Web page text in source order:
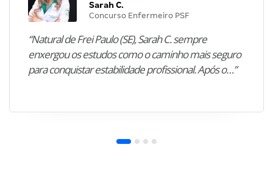
Sarah C.
Concurso Enfermeiro PSF
“Natural de Frei Paulo (SE), Sarah C. sempre
enxergou os estudos como o caminho mais seguro
para conquistar estabilidade profissional. Após o…”